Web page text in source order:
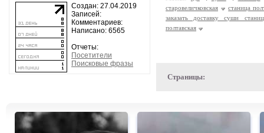
Создан: 27.04.2019
Записей:
Комментариев:
Написано: 6565
Отчеты:
Посетители
Поисковые фразы
старовеличковская
станица
заказать доставку суши
полтавская
Страницы: